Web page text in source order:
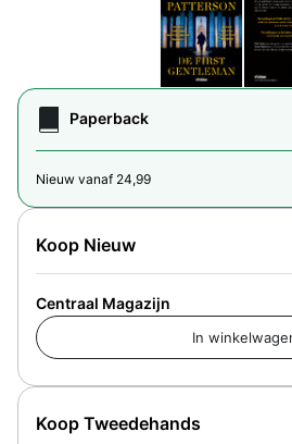
Paperback
Nieuw vanaf 24,99
Koop Tweedehands
Koop Nieuw
Centraal Magazijn